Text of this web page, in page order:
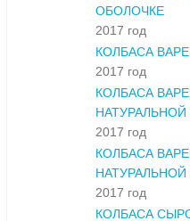
ОБОЛОЧКЕ
2017 год
КОЛБАСА
2017 год
КОЛБАСА
2017 год
КОЛБАСА
2017 год
КОЛБАСА